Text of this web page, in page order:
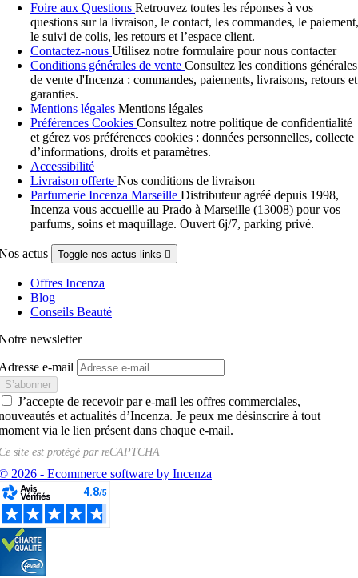
Foire aux Questions Retrouvez toutes les réponses à vos
questions sur la livraison, le contact, les commandes, le paiement,
le suivi de colis, les retours et l’espace client.
Contactez-nous Utilisez notre formulaire pour nous contacter
Conditions générales de vente Consultez les conditions générales
de vente d'Incenza : commandes, paiements, livraisons, retours et
garanties.
Mentions légales Mentions légales
Préférences Cookies Consultez notre politique de confidentialité
et gérez vos préférences cookies : données personnelles, collecte
d’informations, droits et paramètres.
Accessibilité
Livraison offerte Nos conditions de livraison
Parfumerie Incenza Marseille Distributeur agréé depuis 1998,
Incenza vous accueille au Prado à Marseille (13008) pour vos
parfums, soins et maquillage. Ouvert 6j/7, parking privé.
actus Toggle nos actus links 
Offres Incenza
Blog
Conseils Beauté
newsletter
e-mail
J’accepte de recevoir par e-mail les offres commerciales,
et actualités d’Incenza. Je peux me désinscrire à tout
via le lien présent dans chaque e-mail.
site est protégé parreCAPTCHA
2026 - Ecommerce software by Incenza